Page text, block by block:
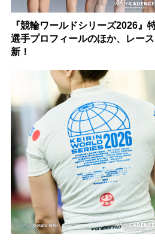
『競輪ワールドシリーズ2026』
選手プロフィールのほか、レー
新！